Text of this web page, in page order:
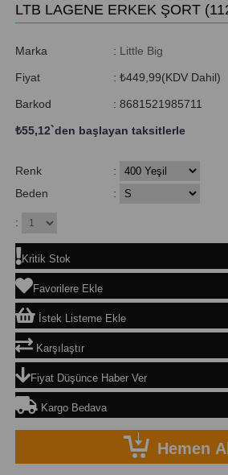
LTB LAGENE ERKEK ŞORT
Marka : Little Big
Fiyat : ₺449,99(KDV Dahil)
Barkod : 8681521985711
₺55,12`den başlayan taksitlerle
Renk
:
Beden
:
:
Kritik Stok
Favorilere Ekle
İstek Listeme Ekle
Karşılaştır
Fiyat Düşünce Haber Ver
Kargo Bedava